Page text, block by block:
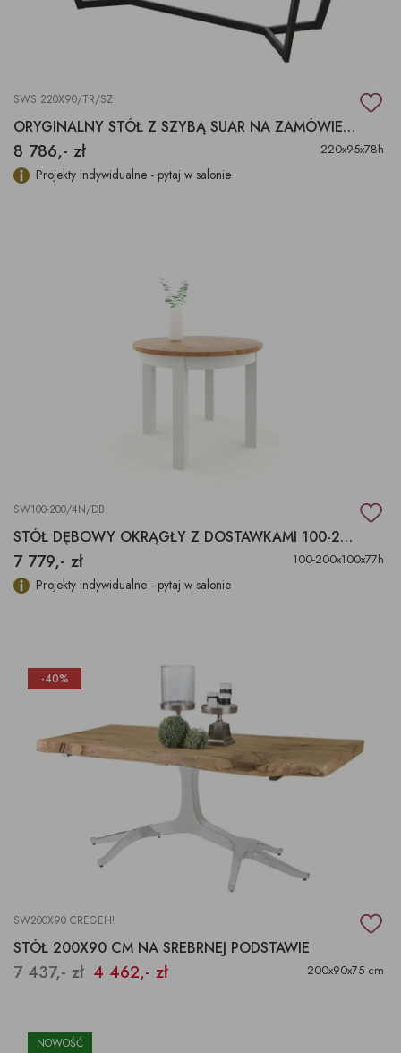
SWS 220X90/TR/SZ
ORYGINALNY STÓŁ Z SZYBĄ SUAR NA ZAMÓWIENIE
8 786,- zł 220x95x78h
Projekty indywidualne - pytaj w salonie
SW100-200/4N/DB
STÓŁ DĘBOWY OKRĄGŁY Z DOSTAWKAMI 100-200X100X77H
7 779,- zł 100-200x100x77h
Projekty indywidualne - pytaj w salonie
-40%
SW200X90 CREGEH!
STÓŁ 200X90 CM NA SREBRNEJ PODSTAWIE
7 437,- zł 4 462,- zł 200x90x75 cm
NOWOŚĆ